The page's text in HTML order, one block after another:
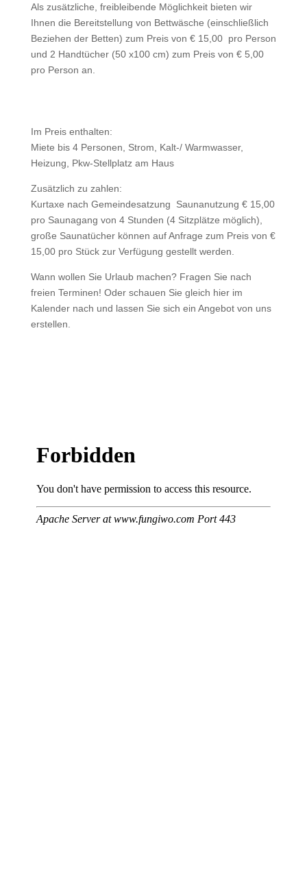
Als zusätzliche, freibleibende Möglichkeit bieten wir
Ihnen die Bereitstellung von Bettwäsche (einschließlich
Beziehen der Betten) zum Preis von € 15,00 pro Person
und 2 Handtücher (50 x100 cm) zum Preis von € 5,00
pro Person an.
Im Preis enthalten:
Miete bis 4 Personen, Strom, Kalt-/ Warmwasser,
Heizung, Pkw-Stellplatz am Haus
Zusätzlich zu zahlen:
Kurtaxe nach Gemeindesatzung Saunanutzung € 15,00
pro Saunagang von 4 Stunden (4 Sitzplätze möglich),
große Saunatücher können auf Anfrage zum Preis von €
15,00 pro Stück zur Verfügung gestellt werden.
Wann wollen Sie Urlaub machen? Fragen Sie nach
freien Terminen! Oder schauen Sie gleich hier im
Kalender nach und lassen Sie sich ein Angebot von uns
erstellen.